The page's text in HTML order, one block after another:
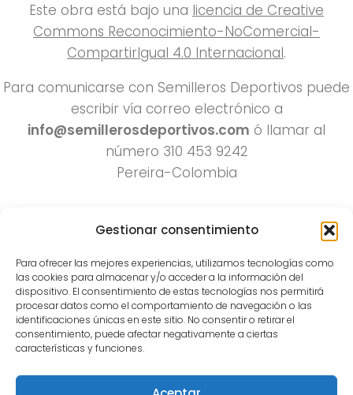
Gestionar consentimiento
Para ofrecer las mejores experiencias, utilizamos tecnologías como
las cookies para almacenar y/o acceder a la información del
dispositivo. El consentimiento de estas tecnologías nos permitirá
procesar datos como el comportamiento de navegación o las
identificaciones únicas en este sitio. No consentir o retirar el
consentimiento, puede afectar negativamente a ciertas
características y funciones.
Este obra está bajo una licencia de Creative
Commons Reconocimiento-NoComercial-
CompartirIgual 4.0 Internacional.
Para comunicarse con Semilleros Deportivos puede
escribir vía correo electrónico a
info@semillerosdeportivos.com ó llamar al
número 310 453 9242
Pereira-Colombia
Todos los derechos reservados 2022.
Funciona con - Diseñado con el